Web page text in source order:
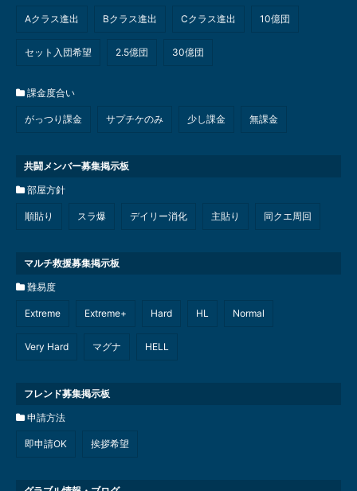
Aクラス進出 Bクラス進出 Cクラス進出 10億団
セット入団希望 2.5億団 30億団
課金度合い
がっつり課金 サプチケのみ 少し課金 無課金
共闘メンバー募集掲示板
部屋方針
順貼り スラ爆 デイリー消化 主貼り 同クエ周回
マルチ救援募集掲示板
難易度
Extreme Extreme+ Hard HL Normal
Very Hard マグナ HELL
フレンド募集掲示板
申請方法
即申請OK 挨拶希望